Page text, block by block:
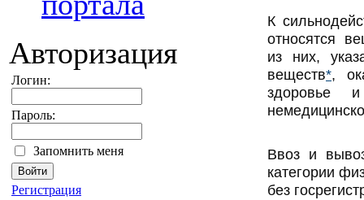
Авторизация
Логин:
Пароль:
Запомнить меня
Регистрация
К
относятся
из них,
веществ*,
здоровье
Ввоз и
категории
без